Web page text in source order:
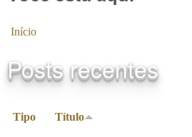
Início
Posts recentes
Tipo Título